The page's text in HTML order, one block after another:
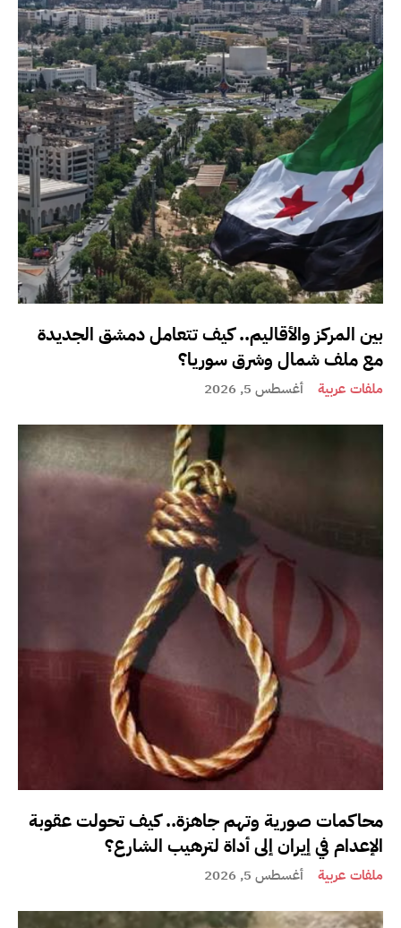
بين المركز والأقاليم.. كيف تتعامل دمشق الجديدة
مع ملف شمال وشرق سوريا؟
ملفات عربية أغسطس 5, 2026
محاكمات صورية وتهم جاهزة.. كيف تحولت عقوبة
الإعدام في إيران إلى أداة لترهيب الشارع؟
ملفات عربية أغسطس 5, 2026